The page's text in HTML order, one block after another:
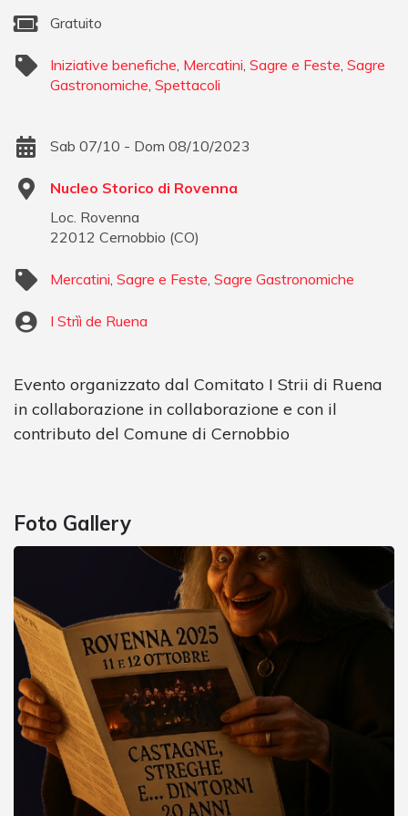
Gratuito
Iniziative benefiche Mercatini Sagre e Feste Sagre
Gastronomiche Spettacoli
Sab 07/10 - Dom 08/10/2023
Nucleo Storico di Rovenna
Loc. Rovenna
22012 Cernobbio (CO)
Mercatini Sagre e Feste Sagre Gastronomiche
I Strìì de Ruena
Evento organizzato dal Comitato I Strii di Ruena
in collaborazione in collaborazione e con il
contributo del Comune di Cernobbio
Foto Gallery